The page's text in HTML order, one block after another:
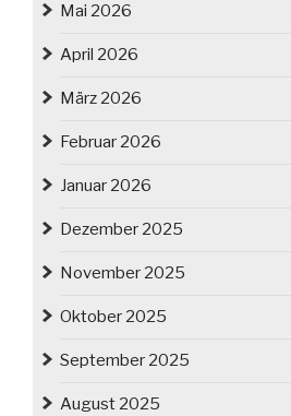
Mai 2026
April 2026
März 2026
Februar 2026
Januar 2026
Dezember 2025
November 2025
Oktober 2025
September 2025
August 2025